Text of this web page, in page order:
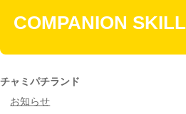
COMPANION SKILL
チャミパチランド
お知らせ